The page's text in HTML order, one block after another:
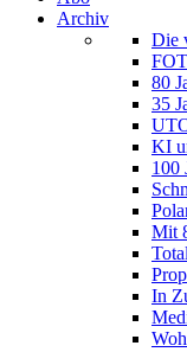
Archiv
Die
80
35
KI
100
Mit
In